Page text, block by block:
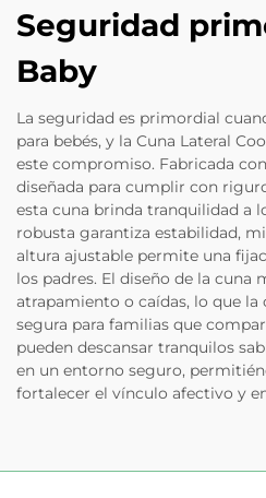
Seguridad
Baby
La seguridad es primordial
para bebés, y la Cuna Lateral
este compromiso. Fabricada
diseñada para cumplir con
esta cuna brinda tranquilidad a
robusta garantiza estabilidad,
altura ajustable permite una
los padres. El diseño de la cuna
atrapamiento o caídas, lo que
segura para familias que
pueden descansar tranquilos
en un entorno seguro,
fortalecer el vínculo afectivo y